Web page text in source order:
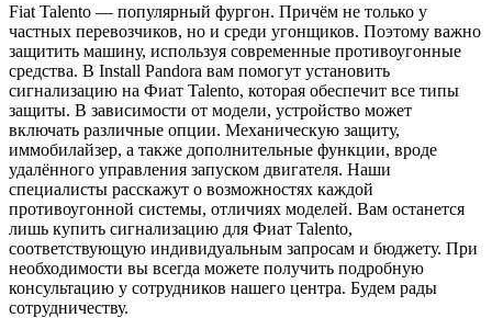
Fiat Talento — популярный фургон. Причём не только у
частных перевозчиков, но и среди угонщиков. Поэтому важно
защитить машину, используя современные противоугонные
средства. В Install Pandora вам помогут установить
сигнализацию на Фиат Talento, которая обеспечит все типы
защиты. В зависимости от модели, устройство может
включать различные опции. Механическую защиту,
иммобилайзер, а также дополнительные функции, вроде
удалённого управления запуском двигателя. Наши
специалисты расскажут о возможностях каждой
противоугонной системы, отличиях моделей. Вам останется
лишь купить сигнализацию для Фиат Talento,
соответствующую индивидуальным запросам и бюджету. При
необходимости вы всегда можете получить подробную
консультацию у сотрудников нашего центра. Будем рады
сотрудничеству.